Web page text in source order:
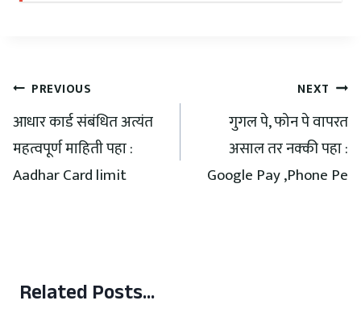
PREVIOUS
आधार कार्ड संबंधित अत्यंत
महत्वपूर्ण माहिती पहा :
Aadhar Card limit
NEXT
गुगल पे, फोन पे वापरत
असाल तर नक्की पहा :
Google Pay ,Phone Pe
Related Posts...